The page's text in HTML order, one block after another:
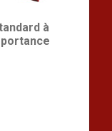
à